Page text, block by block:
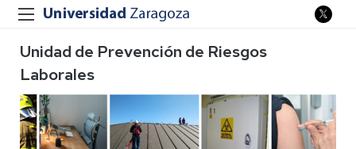
Unidad de Prevención de Riesgos
Laborales